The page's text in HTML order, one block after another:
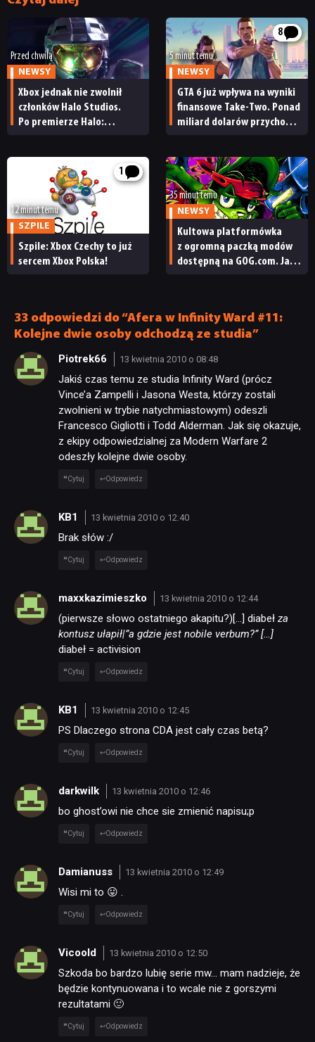
Przed chwilą
NEWSY
Xbox jednak nie zwolnił
członków Halo Studios.
Po premierze Halo:
8
5 minut temu
NEWSY
GTA 6 już wpływa na wyniki
finansowe Take-Two. Ponad
miliard dolarów przychodu
1
12 minut temu
SZPILE
Szpile: Xbox Czechy to już
sercem Xbox Polska!
35 minut temu
NEWSY
Kultowa platformówka
z ogromną paczką modów
dostępną na GOG.com. Jazz
33 odpowiedzi do “Afera w Infinity Ward #11:
Kolejne dwie osoby odchodzą ze studia”
Piotrek66 13 kwietnia 2010 o 08:48
Jakiś czas temu ze studia Infinity Ward (prócz
Vince’a Zampelli i Jasona Westa, którzy zostali
zwolnieni w trybie natychmiastowym) odeszli
Francesco Gigliotti i Todd Alderman. Jak się okazuje,
z ekipy odpowiedzialnej za Modern Warfare 2
odeszły kolejne dwie osoby.
Cytuj Odpowiedz
KB1 13 kwietnia 2010 o 12:40
Brak słów :/
Cytuj Odpowiedz
maxxkazimieszko 13 kwietnia 2010 o 12:44
(pierwsze słowo ostatniego akapitu?)[…] diabeł za
kontusz ułapił|”a gdzie jest nobile verbum?” […]
diabeł = activision
Cytuj Odpowiedz
KB1 13 kwietnia 2010 o 12:45
PS Dlaczego strona CDA jest cały czas betą?
Cytuj Odpowiedz
darkwilk 13 kwietnia 2010 o 12:46
bo ghost’owi nie chce sie zmienić napisu;p
Cytuj Odpowiedz
Damianuss 13 kwietnia 2010 o 12:49
Wisi mi to 😛 .
Cytuj Odpowiedz
Vicoold 13 kwietnia 2010 o 12:50
Szkoda bo bardzo lubię serie mw… mam nadzieje, że
będzie kontynuowana i to wcale nie z gorszymi
rezultatami 🙂
Cytuj Odpowiedz